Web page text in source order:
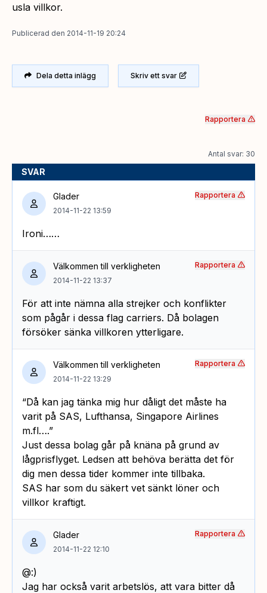
usla villkor.
Publicerad den 2014-11-19 20:24
Dela detta inlägg Skriv ett svar
Rapportera
Antal svar: 30
SVAR
Glader
2014-11-22 13:59
Ironi……
Rapportera
Välkommen till verkligheten
2014-11-22 13:37
För att inte nämna alla strejker och konflikter
som pågår i dessa flag carriers. Då bolagen
försöker sänka villkoren ytterligare.
Rapportera
Välkommen till verkligheten
2014-11-22 13:29
“Då kan jag tänka mig hur dåligt det måste ha
varit på SAS, Lufthansa, Singapore Airlines
m.fl….”
Just dessa bolag går på knäna på grund av
lågprisflyget. Ledsen att behöva berätta det för
dig men dessa tider kommer inte tillbaka.
SAS har som du säkert vet sänkt löner och
villkor kraftigt.
Rapportera
Glader
2014-11-22 12:10
@:)
Jag har också varit arbetslös, att vara bitter då
Rapportera